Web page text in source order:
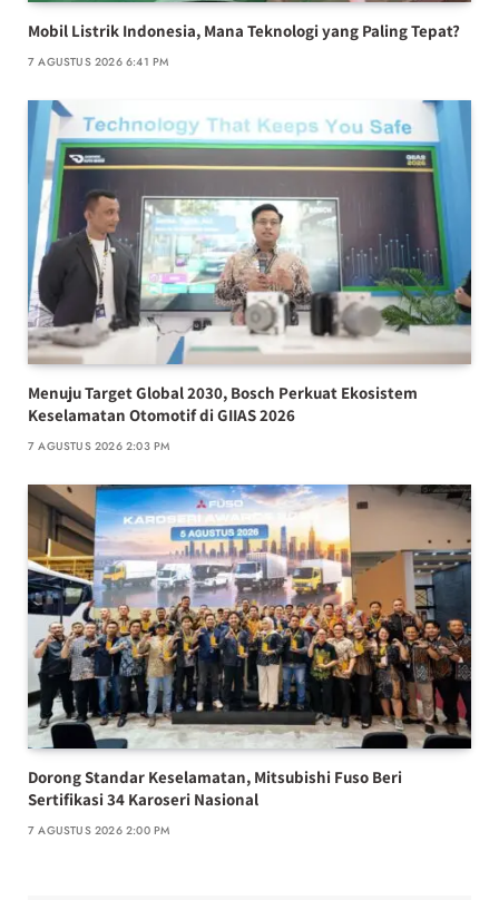
Mobil Listrik Indonesia, Mana Teknologi yang Paling Tepat?
7 AGUSTUS 2026 6:41 PM
Menuju Target Global 2030, Bosch Perkuat Ekosistem
Keselamatan Otomotif di GIIAS 2026
7 AGUSTUS 2026 2:03 PM
Dorong Standar Keselamatan, Mitsubishi Fuso Beri
Sertifikasi 34 Karoseri Nasional
7 AGUSTUS 2026 2:00 PM